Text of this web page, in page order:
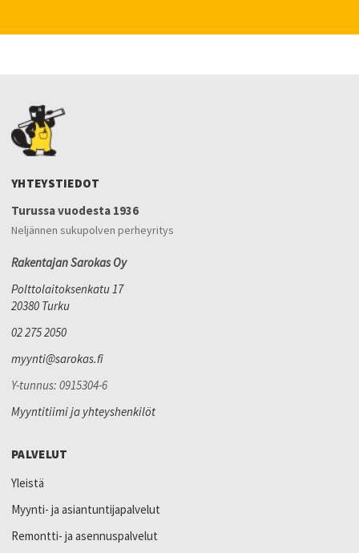
YHTEYSTIEDOT
Turussa vuodesta 1936
Neljännen sukupolven perheyritys
Rakentajan Sarokas Oy
Polttolaitoksenkatu 17
20380 Turku
02 275 2050
myynti@sarokas.fi
Y-tunnus: 0915304-6
Myyntitiimi ja yhteyshenkilöt
PALVELUT
Yleistä
Myynti- ja asiantuntijapalvelut
Remontti- ja asennuspalvelut